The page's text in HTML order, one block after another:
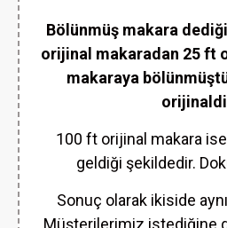
Bölünmüş makara
orijinal makaradan 25 ft
makaraya
100 ft orijinal makara
geldiği şekildedir.
Sonuç olarak ikiside
Müşterilerimiz istediğine